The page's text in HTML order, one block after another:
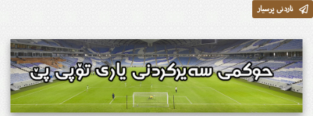
ناردنی پرسیار